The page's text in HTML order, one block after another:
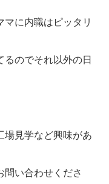
マに内職はピッタリ
のでそれ以外の日
場見学など興味があ
い合わせくださ